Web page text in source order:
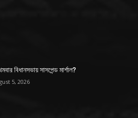
বিধানসভায় সাসপেন্ড মার্শাল?
5, 2026